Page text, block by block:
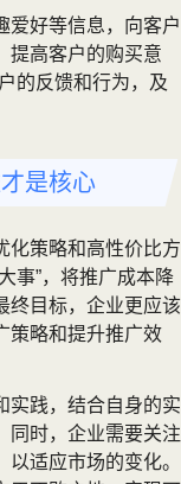
爱好等信息，向客户
提高客户的购买意
的反馈和行为，及
是核心
化策略和高性价比方
事”，将推广成本降
终目标，企业更应该
策略和提升推广效
实践，结合自身的实
同时，企业需要关注
适应市场的变化。